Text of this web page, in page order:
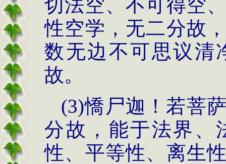
切法空、不可得空
性空学，无二分故
数无边不可思议清
故。
(3)憍尸迦！若菩
分故，能于法界、
性、平等性、离生